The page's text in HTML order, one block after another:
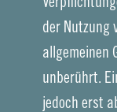
der Nutzung
allgemeinen
unberührt.
jedoch erst